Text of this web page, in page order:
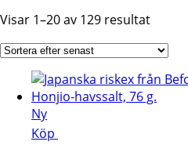
Visar 1–20 av 129 resultatSortera
senaste
Ny
Köp